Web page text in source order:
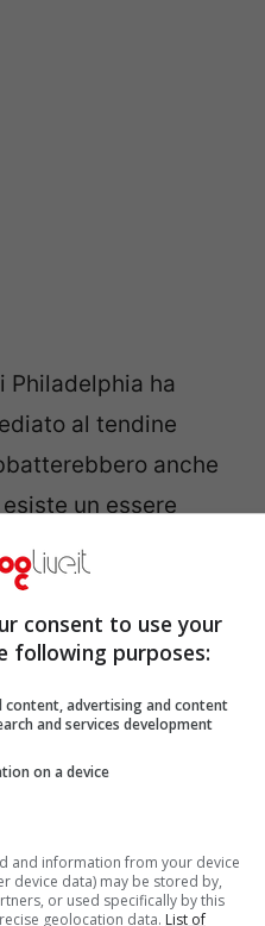
Philadelphia ha
al tendine
anche
un essere
realtà cestistica
consent to use your
following purposes:
content, advertising and content
and services development
on a device
and information from your device
device data) may be stored by,
or used specifically by this
geolocation data. List of